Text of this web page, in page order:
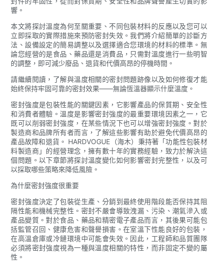
響。
本文將探討溫度為何至關重要、不同包裝材料的反應以及您可以
立即採取的實際措施來預防密封失效。我們將介紹簡單的診斷方
法、設備設定的簡易調整以及選擇適合您環境的材料的標準。無
論您經營的是食品、藥品還是消費品，只需對溫度進行一些明智
的調整，即可減少廢品、退貨和代價高昂的停機時間。
請繼續閱讀，了解與溫度相關的密封問題跡像以及如何修復才能
始終保持牢固可靠的密封效果——無論恆溫器顯示什麼溫度。
密封強度是包裝性能的關鍵因素，它影響產品的保質期、安全性
和消費者體驗。溫度是影響密封強度的最重要環境因素之一，它
既可以削弱密封強度，在某些情況下也可以增強密封強度。對於
製造商和品牌所有者而言，了解這些影響有助於避免代價高昂的
產品故障和退貨。 HARDVOGUE（海木）秉持著「功能性包裝材
料製造商」的經營理念，擁有數十年的實務經驗，致力於解決這
個問題。以下章節將探討溫度變化如何影響密封完整性，以及可
以採取哪些策略來降低風險。
為什麼密封強度很重要
密封強度決定了包裝從生產、分銷到最終使用階段能否保持其阻
隔性能和機械完整性。密封不嚴會導致洩漏、污染、潮氣滲入或
產品變質。對於食品、藥品和精密電子產品而言，其後果可能包
括監管召回、健康危害和聲譽損害。在室溫下性能良好的包裝，
在高溫倉庫或冷鏈環境中可能會失效。因此，工程師和品質團隊
必須將密封強度視為一種與溫度相關的特性，而非固定不變的屬
性。